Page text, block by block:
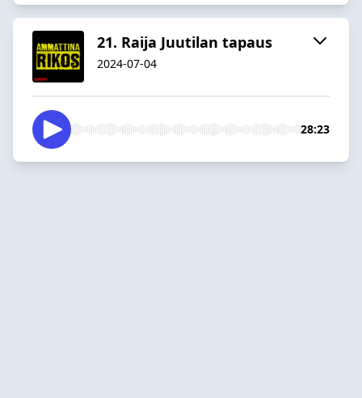
21. Raija Juutilan tapaus
2024-07-04
28:23